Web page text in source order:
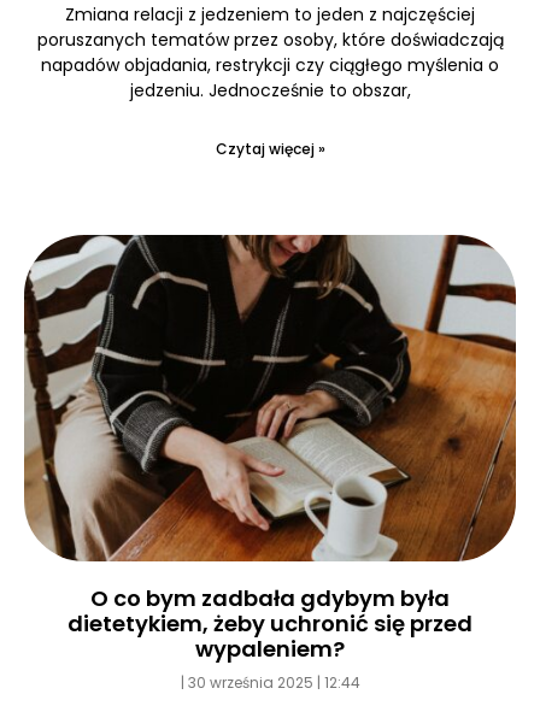
Zmiana relacji z jedzeniem to jeden z najczęściej
poruszanych tematów przez osoby, które doświadczają
napadów objadania, restrykcji czy ciągłego myślenia o
jedzeniu. Jednocześnie to obszar,
Czytaj więcej »
O co bym zadbała gdybym była
dietetykiem, żeby uchronić się przed
wypaleniem?
30 września 2025 12:44